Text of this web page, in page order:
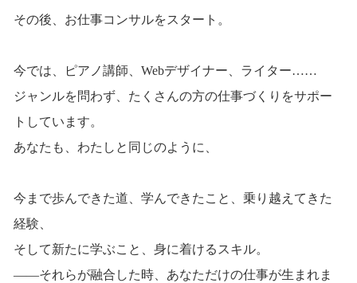
その後、お仕事コンサルをスタート。
今では、ピアノ講師、Webデザイナー、ライター……
ジャンルを問わず、たくさんの方の仕事づくりをサポー
トしています。
あなたも、わたしと同じのように、
今まで歩んできた道、学んできたこと、乗り越えてきた
経験、
そして新たに学ぶこと、身に着けるスキル。
——それらが融合した時、あなただけの仕事が生まれま